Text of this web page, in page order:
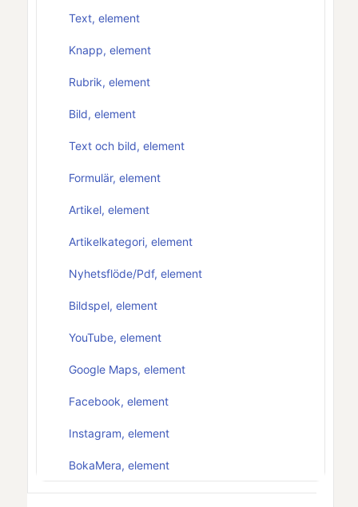
Text, element
Knapp, element
Rubrik, element
Bild, element
Text och bild, element
Formulär, element
Artikel, element
Artikelkategori, element
Nyhetsflöde/Pdf, element
Bildspel, element
YouTube, element
Google Maps, element
Facebook, element
Instagram, element
BokaMera, element